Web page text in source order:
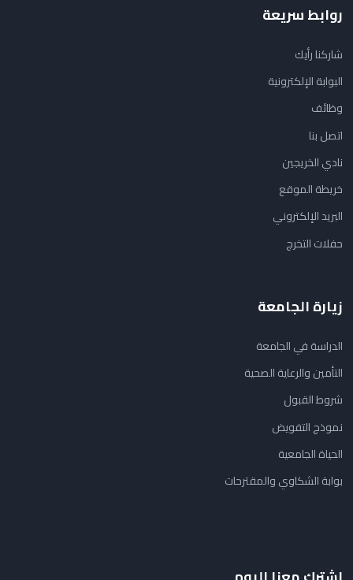
روابط سريعة
شاركنا رأيك
البوابة الإلكترونية
وظائف
اتصل بنا
نادي الخريجين
خريطة الموقع
البريد الإلكتروني
حفلات التخرج
زيارة الجامعة
الدراسة في الجامعة
التأمين والرعاية الصحية
شروط القبول
نموذج التفويض
الحياة الجامعية
بوابة الشكاوي والمقترحات